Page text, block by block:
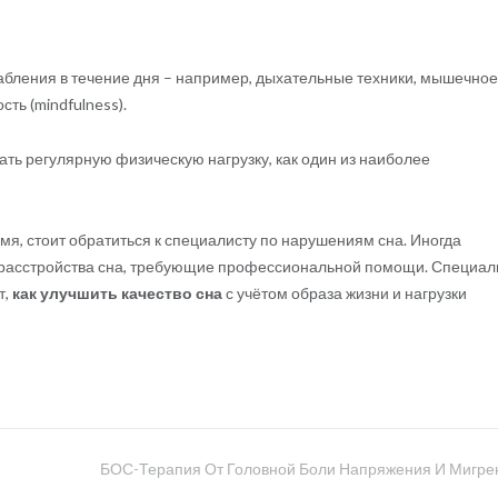
в течение дня – например, дыхательные техники, мышечное
(mindfulness).
регулярную физическую нагрузку, как один из наиболее
стоит обратиться к специалисту по нарушениям сна. Иногда
сна, требующие профессиональной помощи.
как улучшить качество снас учётом образа жизни и нагрузки
БОС-Терапия От Головной Боли Напряжения И